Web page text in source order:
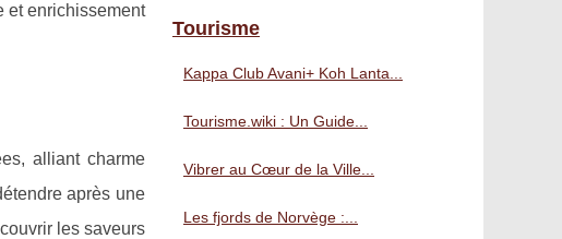
et enrichissement
alliant charme
après une
les saveurs
Tourisme
Kappa Club Avani+ Koh Lanta...
Tourisme.wiki : Un Guide...
Vibrer au Cœur de la Ville...
Les fjords de Norvège :...